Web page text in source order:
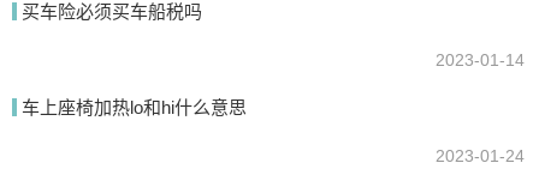
买车险必须买车船税吗
2023-01-14
车上座椅加热lo和hi什么意思
2023-01-24